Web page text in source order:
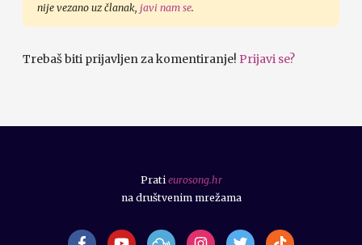
nije vezano uz članak, javi nam se.
Trebaš biti prijavljen za komentiranje! Prijavi se?
Prati eurosong.hr
na društvenim mrežama